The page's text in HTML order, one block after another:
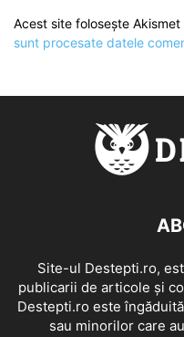
Acest site folosește
sunt procesate datele
Site-ul Destepti.ro,
publicarii de articole și
Destepti.ro este
sau minorilor care